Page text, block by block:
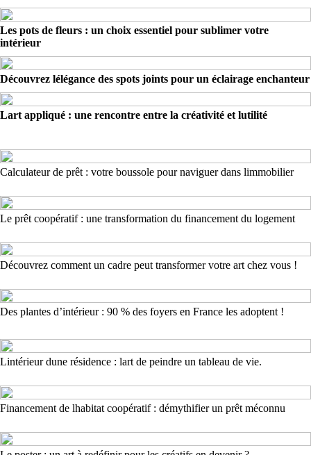
Les pots de fleurs : un choix essentiel pour sublimer votre
intérieur
Découvrez lélégance des spots joints pour un éclairage enchanteur
Lart appliqué : une rencontre entre la créativité et lutilité
Calculateur de prêt : votre boussole pour naviguer dans limmobilier
Le prêt coopératif : une transformation du financement du logement
Découvrez comment un cadre peut transformer votre art chez vous !
Des plantes d’intérieur : 90 % des foyers en France les adoptent !
Lintérieur dune résidence : lart de peindre un tableau de vie.
Financement de lhabitat coopératif : démythifier un prêt méconnu